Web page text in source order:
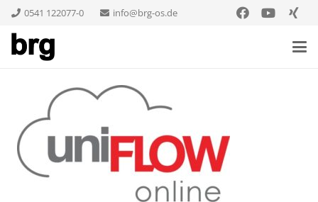
0541 122077-0 info@brg-os.de